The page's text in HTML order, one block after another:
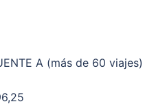
A (más de 60 viajes)